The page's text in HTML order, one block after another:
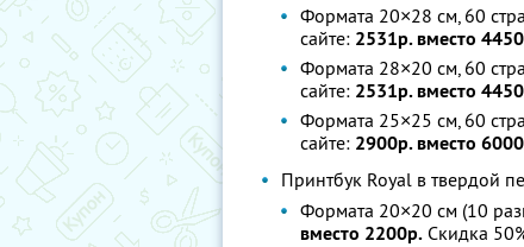
Формата 20×28 см, 60
сайте: 2531р. вместо
Формата 28×20 см, 60
сайте: 2531р. вместо
Формата 25×25 см, 60
сайте: 2900р. вместо
Принтбук Royal в твердой
Формата 20×20 см (10
вместо 2200р. Скидка